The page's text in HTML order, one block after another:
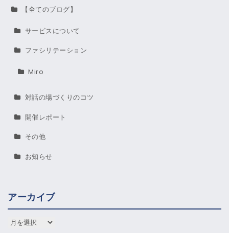
【全てのブログ】
サービスについて
ファシリテーション
Miro
対話の場づくりのコツ
開催レポート
その他
お知らせ
アーカイブ
アーカイブ